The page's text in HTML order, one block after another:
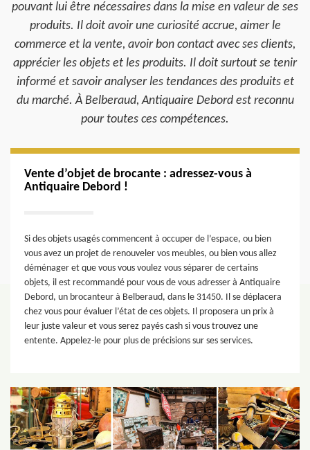
pouvant lui être nécessaires dans la mise en valeur de ses
produits. Il doit avoir une curiosité accrue, aimer le
commerce et la vente, avoir bon contact avec ses clients,
apprécier les objets et les produits. Il doit surtout se tenir
informé et savoir analyser les tendances des produits et
du marché. À Belberaud, Antiquaire Debord est reconnu
pour toutes ces compétences.
Vente d’objet de brocante : adressez-vous à
Antiquaire Debord !
Si des objets usagés commencent à occuper de l’espace, ou bien
vous avez un projet de renouveler vos meubles, ou bien vous allez
déménager et que vous vous voulez vous séparer de certains
objets, il est recommandé pour vous de vous adresser à Antiquaire
Debord, un brocanteur à Belberaud, dans le 31450. Il se déplacera
chez vous pour évaluer l’état de ces objets. Il proposera un prix à
leur juste valeur et vous serez payés cash si vous trouvez une
entente. Appelez-le pour plus de précisions sur ses services.